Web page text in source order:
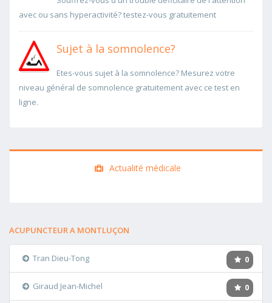
avec ou sans hyperactivité? testez-vous gratuitement
Sujet à la somnolence?
Etes-vous sujet à la somnolence? Mesurez votre
niveau général de somnolence gratuitement avec ce test en
ligne.
Actualité médicale
ACUPUNCTEUR A MONTLUÇON
0
Tran Dieu-Tong
0
Giraud Jean-Michel